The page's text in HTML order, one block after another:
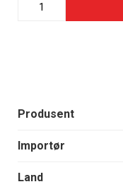
Produsent
Importør
Land